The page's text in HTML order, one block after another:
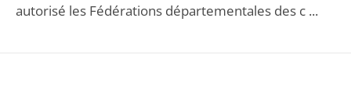
autorisé les Fédérations départementales des c ...